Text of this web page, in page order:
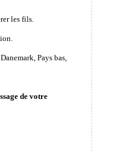
les fils.
Pays bas,
de votre